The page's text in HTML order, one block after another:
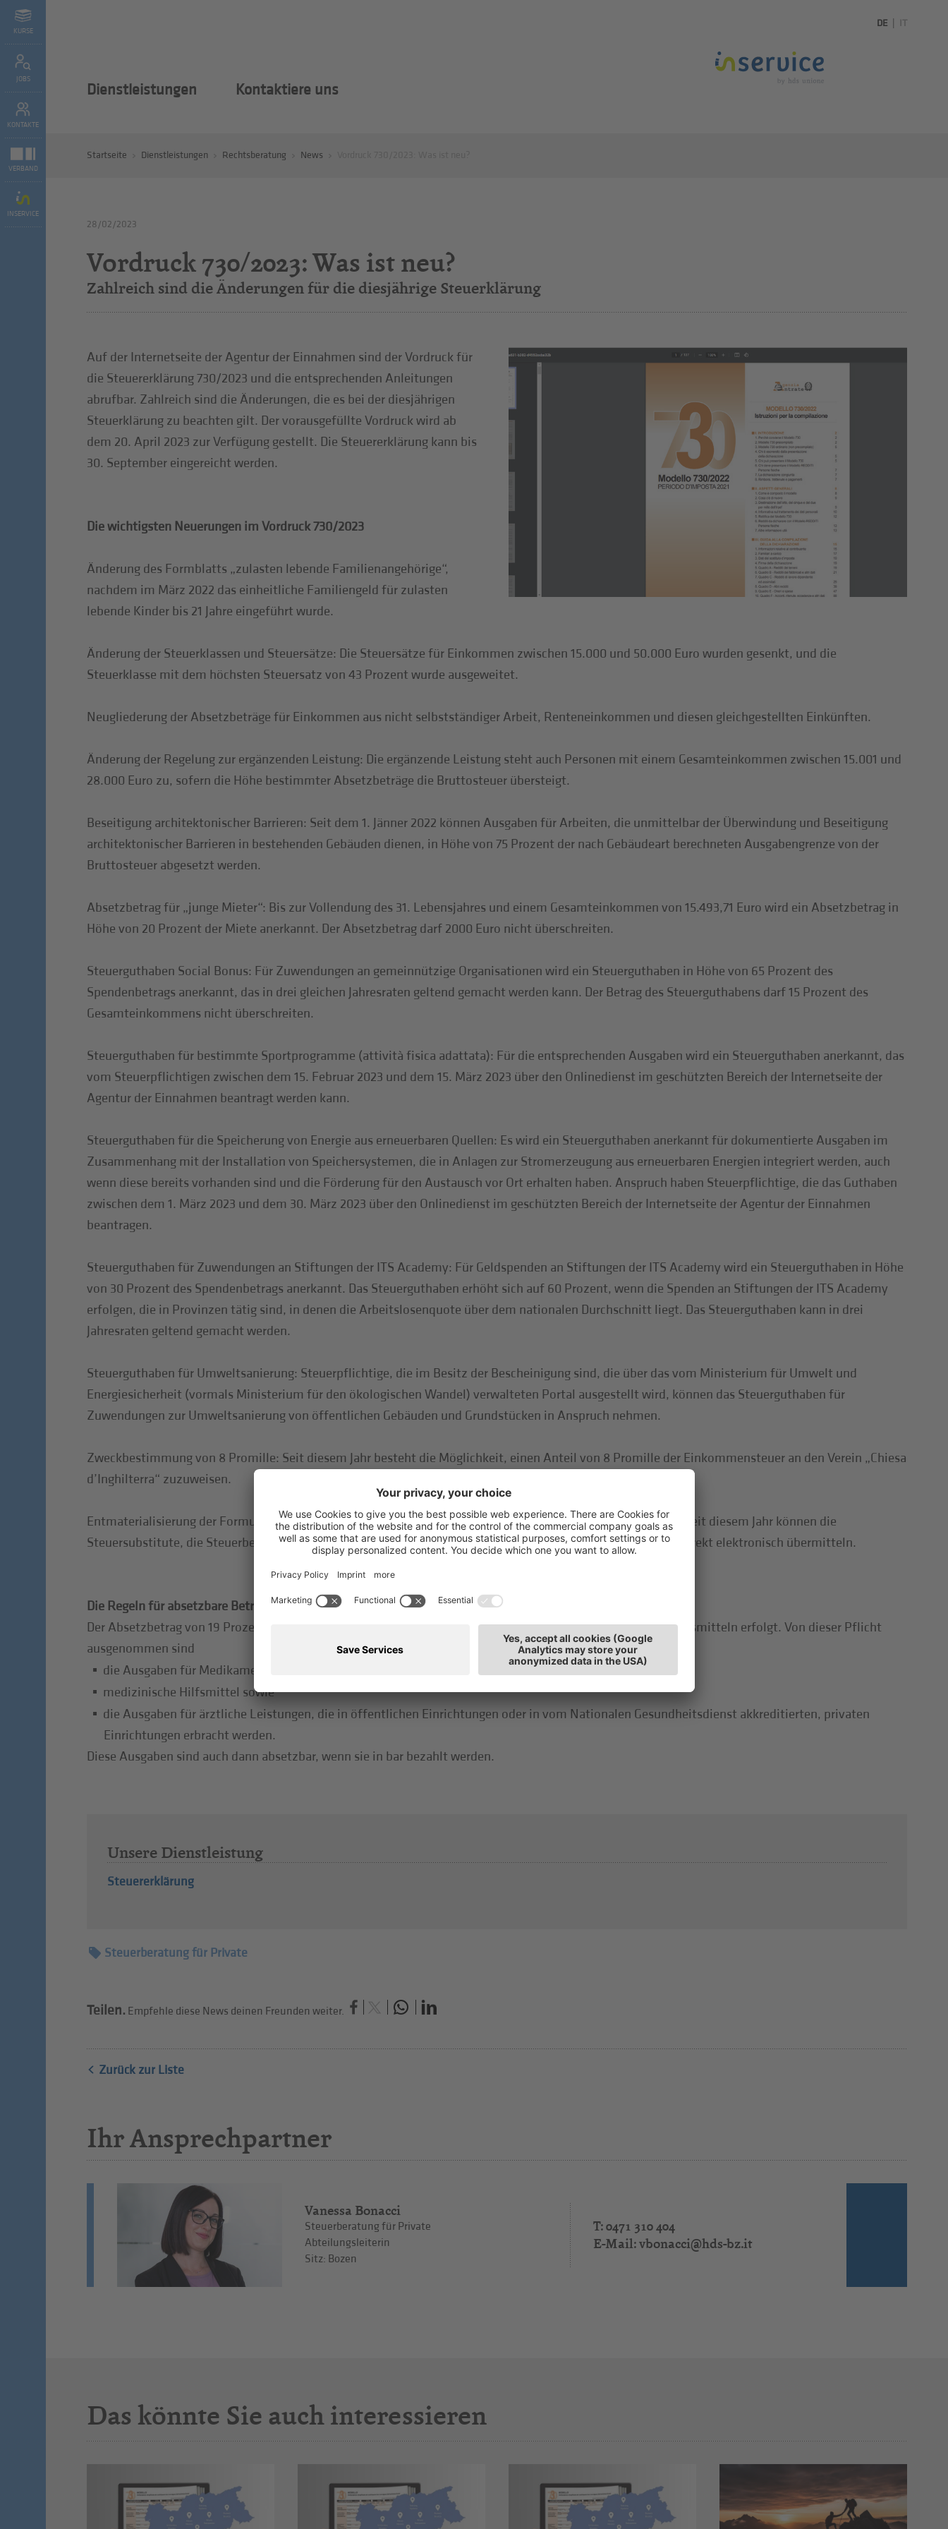
KURSE
JOBS
KONTAKTE
VERBAND
INSERVICE
DE IT
Dienstleistungen Kontaktiere uns
Startseite Dienstleistungen Rechtsberatung News
28/02/2023
Vordruck 730/2023: Was ist neu?
Zahlreich sind die Änderungen für die diesjährige Steuerklärung
Auf der Internetseite der Agentur der Einnahmen sind der Vordruck für
die Steuererklärung 730/2023 und die entsprechenden Anleitungen
abrufbar. Zahlreich sind die Änderungen, die es bei der diesjährigen
Steuerklärung zu beachten gilt. Der vorausgefüllte Vordruck wird ab
dem 20. April 2023 zur Verfügung gestellt. Die Steuererklärung kann bis
30. September eingereicht werden.
Die wichtigsten Neuerungen im Vordruck 730/2023
Änderung des Formblatts „zulasten lebende Familienangehörige“,
nachdem im März 2022 das einheitliche Familiengeld für zulasten
lebende Kinder bis 21 Jahre eingeführt wurde.
Änderung der Steuerklassen und Steuersätze: Die Steuersätze für Einkommen zwischen 15.000 und 50.000 Euro wurden gesenkt, und die
Steuerklasse mit dem höchsten Steuersatz von 43 Prozent wurde ausgeweitet.
Neugliederung der Absetzbeträge für Einkommen aus nicht selbstständiger Arbeit, Renteneinkommen und diesen gleichgestellten Einkünften.
Änderung der Regelung zur ergänzenden Leistung: Die ergänzende Leistung steht auch Personen mit einem Gesamteinkommen zwischen 15.001 und
28.000 Euro zu, sofern die Höhe bestimmter Absetzbeträge die Bruttosteuer übersteigt.
Beseitigung architektonischer Barrieren: Seit dem 1. Jänner 2022 können Ausgaben für Arbeiten, die unmittelbar der Überwindung und Beseitigung
architektonischer Barrieren in bestehenden Gebäuden dienen, in Höhe von 75 Prozent der nach Gebäudeart berechneten Ausgabengrenze von der
Bruttosteuer abgesetzt werden.
Absetzbetrag für „junge Mieter“: Bis zur Vollendung des 31. Lebensjahres und einem Gesamteinkommen von 15.493,71 Euro wird ein Absetzbetrag in
Höhe von 20 Prozent der Miete anerkannt. Der Absetzbetrag darf 2000 Euro nicht überschreiten.
Steuerguthaben Social Bonus: Für Zuwendungen an gemeinnützige Organisationen wird ein Steuerguthaben in Höhe von 65 Prozent des
Spendenbetrags anerkannt, das in drei gleichen Jahresraten geltend gemacht werden kann. Der Betrag des Steuerguthabens darf 15 Prozent des
Gesamteinkommens nicht überschreiten.
Steuerguthaben für bestimmte Sportprogramme (attività fisica adattata): Für die entsprechenden Ausgaben wird ein Steuerguthaben anerkannt, das
vom Steuerpflichtigen zwischen dem 15. Februar 2023 und dem 15. März 2023 über den Onlinedienst im geschützten Bereich der Internetseite der
Agentur der Einnahmen beantragt werden kann.
Steuerguthaben für die Speicherung von Energie aus erneuerbaren Quellen: Es wird ein Steuerguthaben anerkannt für dokumentierte Ausgaben im
Zusammenhang mit der Installation von Speichersystemen, die in Anlagen zur Stromerzeugung aus erneuerbaren Energien integriert werden, auch
wenn diese bereits vorhanden sind und die Förderung für den Austausch vor Ort erhalten haben. Anspruch haben Steuerpflichtige, die das Guthaben
zwischen dem 1. März 2023 und dem 30. März 2023 über den Onlinedienst im geschützten Bereich der Internetseite der Agentur der Einnahmen
beantragen.
Steuerguthaben für Zuwendungen an Stiftungen der ITS Academy: Für Geldspenden an Stiftungen der ITS Academy wird ein Steuerguthaben in Höhe
von 30 Prozent des Spendenbetrags anerkannt. Das Steuerguthaben erhöht sich auf 60 Prozent, wenn die Spenden an Stiftungen der ITS Academy
erfolgen, die in Provinzen tätig sind, in denen die Arbeitslosenquote über dem nationalen Durchschnitt liegt. Das Steuerguthaben kann in drei
Jahresraten geltend gemacht werden.
Steuerguthaben für Umweltsanierung: Steuerpflichtige, die im Besitz der Bescheinigung sind, die über das vom Ministerium für Umwelt und
Energiesicherheit (vormals Ministerium für den ökologischen Wandel) verwalteten Portal ausgestellt wird, können das Steuerguthaben für
Zuwendungen zur Umweltsanierung von öffentlichen Gebäuden und Grundstücken in Anspruch nehmen.
Zweckbestimmung von 8 Promille: Seit diesem Jahr besteht die Möglichkeit, einen Anteil von 8 Promille der Einkommensteuer an den Verein „Chiesa
d’Inghilterra“ zuzuweisen.
Entmaterialisierung der Formulare für die Zweckbestimmung von 8, 5 und 2 Promille der Einkommensteuer: Seit diesem Jahr können die
Steuersubstitute, die Steuerbeistand leisten, die Formulare auch ohne Zwischenschaltung eines Vermittlers direkt elektronisch übermitteln.
Die Regeln für absetzbare Beträge
Der Absetzbetrag von 19 Prozent steht seit 2020 nur mehr zu, wenn die Zahlung mit rückverfolgbaren Zahlungsmitteln erfolgt. Von dieser Pflicht
ausgenommen sind
die Ausgaben für Medikamente und
medizinische Hilfsmittel sowie
die Ausgaben für ärztliche Leistungen, die in öffentlichen Einrichtungen oder in vom Nationalen Gesundheitsdienst akkreditierten, privaten
Einrichtungen erbracht werden.
Diese Ausgaben sind auch dann absetzbar, wenn sie in bar bezahlt werden.
Unsere Dienstleistung
Steuererklärung
Steuerberatung für Private
Teilen. Empfehle diese News deinen Freunden weiter.
Zurück zur Liste
Ihr Ansprechpartner
Vanessa Bonacci
Steuerberatung für Private
Abteilungsleiterin
Sitz: Bozen
T: 0471 310 404
E-Mail:vbonacci@hds-bz.it
Das könnte Sie auch interessieren